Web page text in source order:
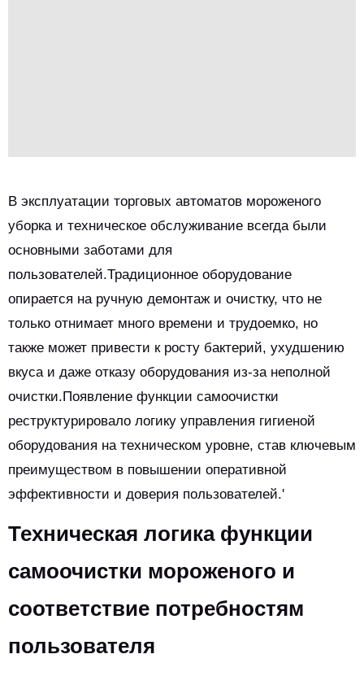
В эксплуатации торговых автоматов мороженого
уборка и техническое обслуживание всегда были
основными заботами для
пользователей.Традиционное оборудование
опирается на ручную демонтаж и очистку, что не
только отнимает много времени и трудоемко, но
также может привести к росту бактерий, ухудшению
вкуса и даже отказу оборудования из-за неполной
очистки.Появление функции самоочистки
реструктурировало логику управления гигиеной
оборудования на техническом уровне, став ключевым
преимуществом в повышении оперативной
эффективности и доверия пользователей.'
Техническая логика функции
самоочистки мороженого и
соответствие потребностям
пользователя